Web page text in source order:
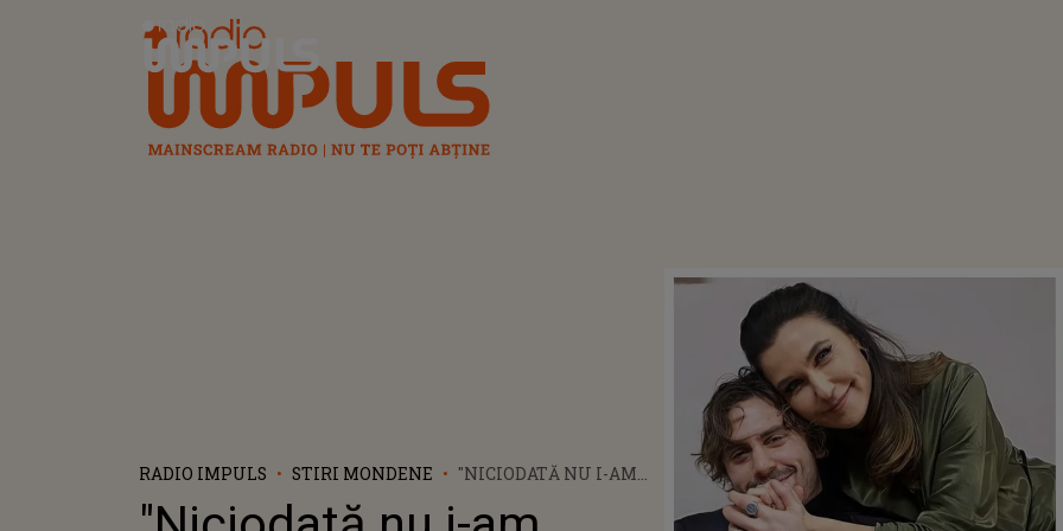
Radio Impuls
RADIO IMPULS STIRI MONDENE
"NICIODATĂ NU I-AM
ASCUNS NIMIC DE EI.